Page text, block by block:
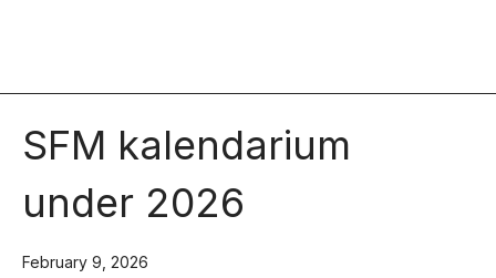
SFM kalendarium
under 2026
February 9, 2026